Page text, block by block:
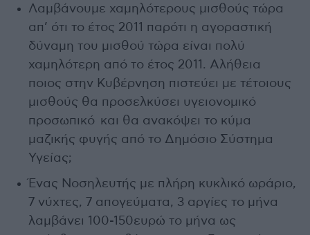
Λαμβάνουμε χαμηλότερους μισθούς τώρα
απ’ ότι το έτος 2011 παρότι η αγοραστική
δύναμη του μισθού τώρα είναι πολύ
χαμηλότερη από το έτος 2011. Αλήθεια
ποιος στην Κυβέρνηση πιστεύει με τέτοιους
μισθούς θα προσελκύσει υγειονομικό
προσωπικό και θα ανακόψει το κύμα
μαζικής φυγής από το Δημόσιο Σύστημα
Υγείας;
Ένας Νοσηλευτής με πλήρη κυκλικό ωράριο,
7 νύχτες, 7 απογεύματα, 3 αργίες το μήνα
λαμβάνει 100-150ευρώ το μήνα ως